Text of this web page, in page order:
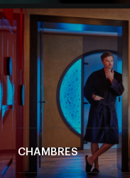
CHAMBRES